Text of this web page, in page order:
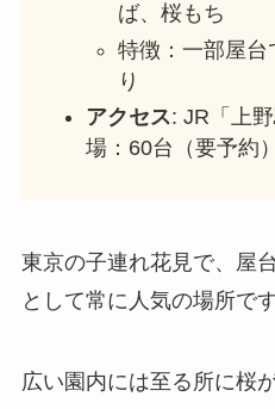
ば、桜もち
特徴：一部屋台
り
アクセス: JR「上
場：60台（要予約）
東京の子連れ花見で、屋
として常に人気の場所です
広い園内には至る所に桜